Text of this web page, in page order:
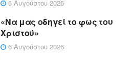
6 Αυγούστου 2026
«Να μας οδηγεί το φως του
Χριστού»
6 Αυγούστου 2026